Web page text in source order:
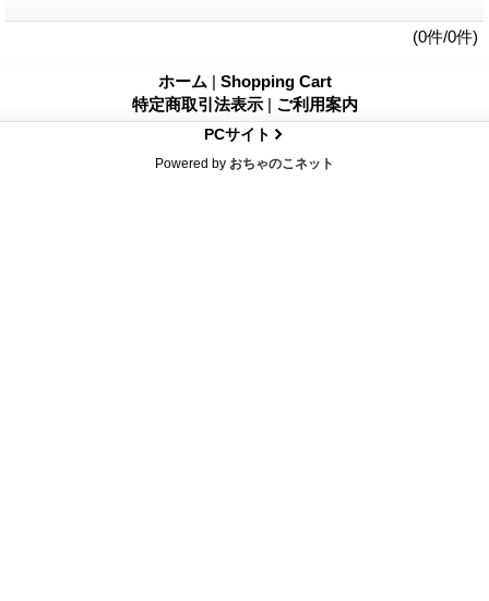
(0件/0件)
ホーム | Shopping Cart
特定商取引法表示 | ご利用案内
PCサイト
Powered by おちゃのこネット